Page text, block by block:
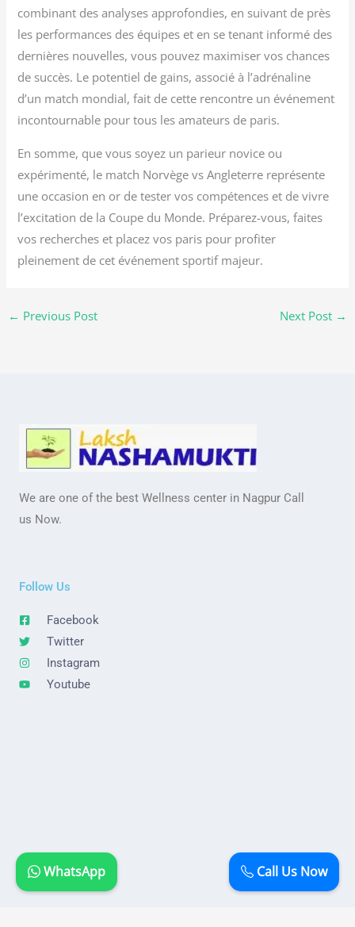
combinant des analyses approfondies, en suivant de près
les performances des équipes et en se tenant informé des
dernières nouvelles, vous pouvez maximiser vos chances
de succès. Le potentiel de gains, associé à l’adrénaline
d’un match mondial, fait de cette rencontre un événement
incontournable pour tous les amateurs de paris.
En somme, que vous soyez un parieur novice ou
expérimenté, le match Norvège vs Angleterre représente
une occasion en or de tester vos compétences et de vivre
l’excitation de la Coupe du Monde. Préparez-vous, faites
vos recherches et placez vos paris pour profiter
pleinement de cet événement sportif majeur.
← Previous Post Next Post →
We are one of the best Wellness center in Nagpur Call
us Now.
Follow Us
Facebook
Twitter
Instagram
Youtube
Call Us Now
WhatsApp